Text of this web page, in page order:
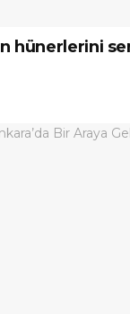
hünerlerini